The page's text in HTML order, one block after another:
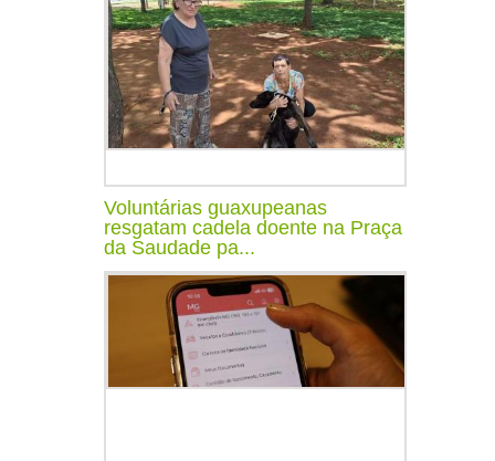
Voluntárias guaxupeanas
resgatam cadela doente na Praça
da Saudade pa...